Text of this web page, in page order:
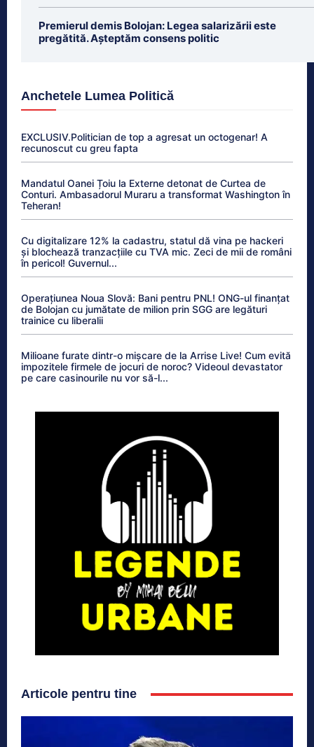
Premierul demis Bolojan: Legea salarizării este
pregătită. Așteptăm consens politic
Anchetele Lumea Politică
EXCLUSIV.Politician de top a agresat un octogenar! A
recunoscut cu greu fapta
Mandatul Oanei Țoiu la Externe detonat de Curtea de
Conturi. Ambasadorul Muraru a transformat Washington în
Teheran!
Cu digitalizare 12% la cadastru, statul dă vina pe hackeri
și blochează tranzacțiile cu TVA mic. Zeci de mii de români
în pericol! Guvernul...
Operațiunea Noua Slovă: Bani pentru PNL! ONG-ul finanțat
de Bolojan cu jumătate de milion prin SGG are legături
trainice cu liberalii
Milioane furate dintr-o mișcare de la Arrise Live! Cum evită
impozitele firmele de jocuri de noroc? Videoul devastator
pe care casinourile nu vor să-l...
Articole pentru tine